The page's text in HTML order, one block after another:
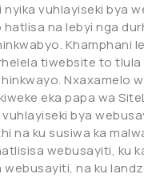
nyika vuhlayiseki bya
na lebyi nga
Khamphani
tiwebsite to tlula
Nxaxamelo
eka papa wa
vuhlayiseki bya
na ku susiwa ka
webusayiti, ku
na ku